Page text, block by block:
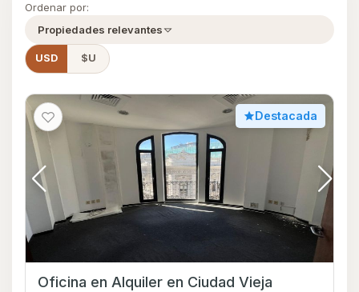
Ordenar por:
Propiedades relevantes
USD $U
Destacada
Oficina en Alquiler en Ciudad Vieja